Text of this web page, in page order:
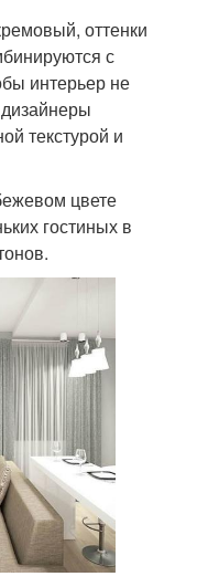
оттенки
с
интерьер не
текстурой и
цвете
гостиных в